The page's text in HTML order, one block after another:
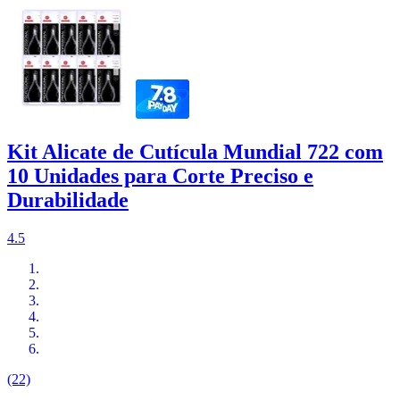
Kit Alicate de Cutícula Mundial 722 com
10 Unidades para Corte Preciso e
Durabilidade
4.5
(22)